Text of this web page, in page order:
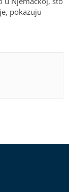
pokazuju